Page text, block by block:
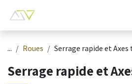
... Roues Serrage rapide et
Serrage rapide et